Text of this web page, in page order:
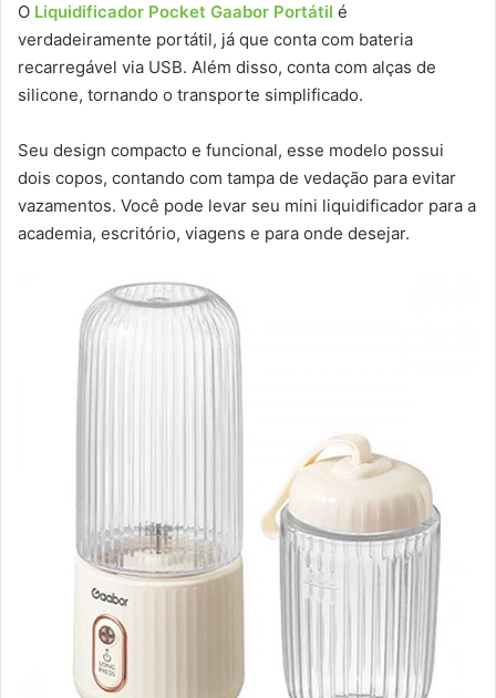
O Liquidificador Pocket Gaabor Portátil é
verdadeiramente portátil, já que conta com bateria
recarregável via USB. Além disso, conta com alças de
silicone, tornando o transporte simplificado.
Seu design compacto e funcional, esse modelo possui
dois copos, contando com tampa de vedação para evitar
vazamentos. Você pode levar seu mini liquidificador para a
academia, escritório, viagens e para onde desejar.